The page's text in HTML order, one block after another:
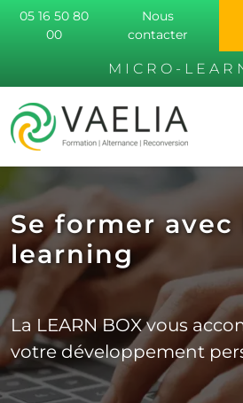
05 16 50 80
00
Nous
contacter
MICRO-
Se former
learning
La LEARN BOX vous
votre développement